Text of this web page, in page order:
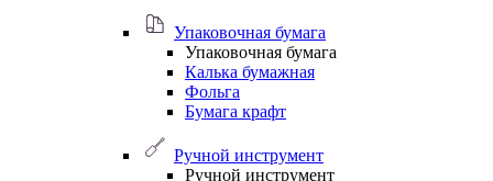
Упаковочная бумага
Упаковочная бумага
Калька бумажная
Фольга
Бумага крафт
Ручной инструмент
Ручной инструмент